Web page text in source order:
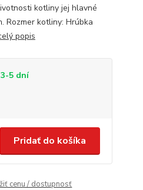
kotliny jej hlavné
Rozmer kotliny: Hrúbka
popis
5 dní
Pridať do košíka
cenu / dostupnosť